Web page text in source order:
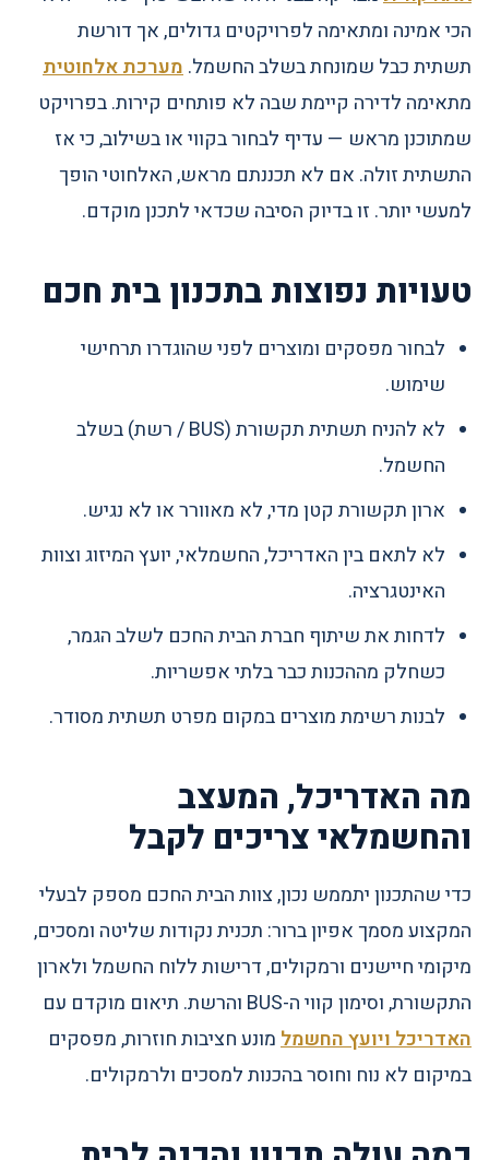
הכי אמינה ומתאימה לפרויקטים גדולים, אך דורשת
תשתית כבל שמונחת בשלב החשמל.מערכת אלחוטית
מתאימה לדירה קיימת שבה לא פותחים קירות. בפרויקט
שמתוכנן מראש — עדיף לבחור בקווי או בשילוב, כי אז
התשתית זולה. אם לא תכננתם מראש, האלחוטי הופך
למעשי יותר. זו בדיוק הסיבה שכדאי לתכנן מוקדם.
טעויות נפוצות בתכנון בית חכם
לבחור מפסקים ומוצרים לפני שהוגדרו תרחישי
שימוש.
לא להניח תשתית תקשורת (BUS / רשת) בשלב
החשמל.
ארון תקשורת קטן מדי, לא מאוורר או לא נגיש.
לא לתאם בין האדריכל, החשמלאי, יועץ המיזוג וצוות
האינטגרציה.
לדחות את שיתוף חברת הבית החכם לשלב הגמר,
כשחלק מההכנות כבר בלתי אפשריות.
לבנות רשימת מוצרים במקום מפרט תשתית מסודר.
מה האדריכל, המעצב
והחשמלאי צריכים לקבל
כדי שהתכנון יתממש נכון, צוות הבית החכם מספק לבעלי
המקצוע מסמך אפיון ברור: תכנית נקודות שליטה ומסכים,
מיקומי חיישנים ורמקולים, דרישות ללוח החשמל ולארון
התקשורת, וסימון קווי ה-BUS והרשת. תיאום מוקדם עם
האדריכל ויועץ החשמלמונע חציבות חוזרות, מפסקים
במיקום לא נוח וחוסר בהכנות למסכים ולרמקולים.